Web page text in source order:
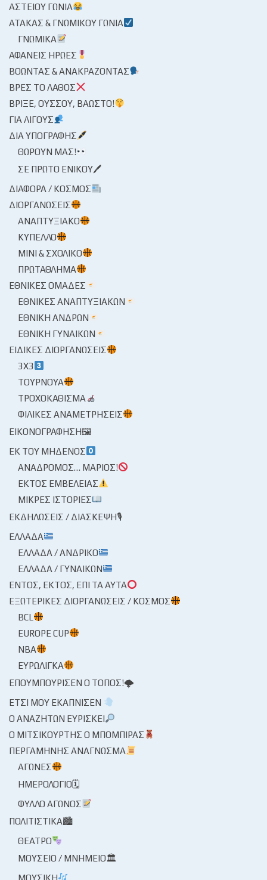
ΑΣΤΕΊΟΥ ΓΩΝΊΑ
ΑΤΆΚΑΣ & ΓΝΩΜΙΚΟΎ ΓΩΝΊΑ
ΓΝΩΜΙΚΆ
ΑΦΑΝΕΊΣ ΉΡΩΕΣ
ΒΟΏΝΤΑΣ & ΑΝΑΚΡΆΖΟΝΤΑΣ
ΒΡΕΣ ΤΟ ΛΆΘΟΣ
ΒΡΊΞΕ, ΟΎΣΣΟΥ, ΒΆΩΣΤΟ!
ΓΙΑ ΛΊΓΟΥΣ
ΔΙΑ ΥΠΟΓΡΑΦΉΣ
ΘΩΡΟΎΝ ΜΑΣ!
ΣΕ ΠΡΏΤΟ ΕΝΙΚΟΎ🖊
ΔΙΆΦΟΡΑ / ΚΌΣΜΟΣ
ΔΙΟΡΓΑΝΏΣΕΙΣ
ΑΝΑΠΤΥΞΙΑΚΌ
ΚΎΠΕΛΛΟ
ΜΊΝΙ & ΣΧΟΛΙΚΌ
ΠΡΩΤΆΘΛΗΜΑ
ΕΘΝΙΚΈΣ ΟΜΆΔΕΣ
ΕΘΝΙΚΈΣ ΑΝΑΠΤΥΞΙΑΚΏΝ
ΕΘΝΙΚΉ ΑΝΔΡΏΝ
ΕΘΝΙΚΉ ΓΥΝΑΙΚΏΝ
ΕΙΔΙΚΈΣ ΔΙΟΡΓΑΝΏΣΕΙΣ
3X3
ΤΟΥΡΝΟΥΆ
ΤΡΟΧΟΚΆΘΙΣΜΑ
ΦΙΛΙΚΈΣ ΑΝΑΜΕΤΡΉΣΕΙΣ
ΕΙΚΟΝΟΓΡΆΦΗΣΗ🖼
ΕΚ ΤΟΥ ΜΗΔΕΝΌΣ
ΑΝΆΔΡΟΜΟΣ… ΜΆΡΙΟΣ!
ΕΚΤΌΣ ΕΜΒΈΛΕΙΑΣ
ΜΙΚΡΈΣ ΙΣΤΟΡΊΕΣ
ΕΚΔΗΛΏΣΕΙΣ / ΔΙΆΣΚΕΨΗ🎙
ΕΛΛΆΔΑ
ΕΛΛΆΔΑ / ΑΝΔΡΙΚΌ
ΕΛΛΆΔΑ / ΓΥΝΑΙΚΏΝ
ΕΝΤΌΣ, ΕΚΤΌΣ, ΕΠΊ ΤΑ ΑΥΤΆ
ΕΞΩΤΕΡΙΚΈΣ ΔΙΟΡΓΑΝΏΣΕΙΣ / ΚΌΣΜΟΣ
BCL
EUROPE CUP
NBA
ΕΥΡΩΛΊΓΚΑ
ΕΠΟΥΜΠΟΎΡΙΣΕΝ Ο ΤΌΠΟΣ!🌩
ΈΤΣΙ ΜΟΥ ΕΚΆΠΝΙΣΕΝ
Ο ΑΝΑΖΗΤΏΝ ΕΥΡΊΣΚΕΙ
Ο ΜΙΤΣΙΚΟΥΡΤΉΣ Ο ΜΠΌΜΠΙΡΑΣ
ΠΕΡΓΑΜΗΝΉΣ ΑΝΆΓΝΩΣΜΑ
ΑΓΏΝΕΣ
ΗΜΕΡΟΛΌΓΙΟ🗓
ΦΎΛΛΟ ΑΓΏΝΟΣ
ΠΟΛΙΤΙΣΤΙΚΆ🏙
ΘΈΑΤΡΟ
ΜΟΥΣΕΊΟ / ΜΝΗΜΕΊΟ🏛
ΜΟΥΣΙΚΉ